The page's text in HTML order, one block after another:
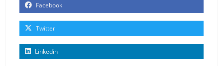
Facebook
Twitter
Linkedin